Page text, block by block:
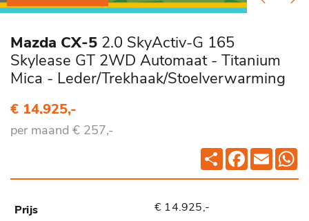
Mazda CX-5 2.0 SkyActiv-G 165
Skylease GT 2WD Automaat - Titanium
Mica - Leder/Trekhaak/Stoelverwarming
€ 14.925,-
per maand € 257,-
Deel Facebook
Email
€ 14.925,-